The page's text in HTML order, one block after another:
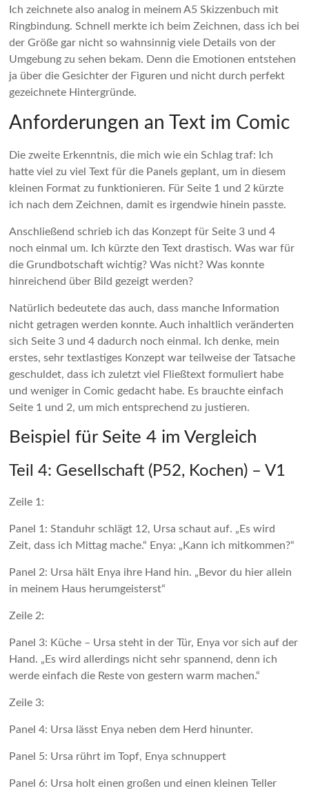
Ich zeichnete also analog in meinem A5 Skizzenbuch mit
Ringbindung. Schnell merkte ich beim Zeichnen, dass ich bei
der Größe gar nicht so wahnsinnig viele Details von der
Umgebung zu sehen bekam. Denn die Emotionen entstehen
ja über die Gesichter der Figuren und nicht durch perfekt
gezeichnete Hintergründe.
Anforderungen an Text im Comic
Die zweite Erkenntnis, die mich wie ein Schlag traf: Ich
hatte viel zu viel Text für die Panels geplant, um in diesem
kleinen Format zu funktionieren. Für Seite 1 und 2 kürzte
ich nach dem Zeichnen, damit es irgendwie hinein passte.
Anschließend schrieb ich das Konzept für Seite 3 und 4
noch einmal um. Ich kürzte den Text drastisch. Was war für
die Grundbotschaft wichtig? Was nicht? Was konnte
hinreichend über Bild gezeigt werden?
Natürlich bedeutete das auch, dass manche Information
nicht getragen werden konnte. Auch inhaltlich veränderten
sich Seite 3 und 4 dadurch noch einmal. Ich denke, mein
erstes, sehr textlastiges Konzept war teilweise der Tatsache
geschuldet, dass ich zuletzt viel Fließtext formuliert habe
und weniger in Comic gedacht habe. Es brauchte einfach
Seite 1 und 2, um mich entsprechend zu justieren.
Beispiel für Seite 4 im Vergleich
Teil 4: Gesellschaft (P52, Kochen) – V1
Zeile 1:
Panel 1: Standuhr schlägt 12, Ursa schaut auf. „Es wird
Zeit, dass ich Mittag mache.“ Enya: „Kann ich mitkommen?“
Panel 2: Ursa hält Enya ihre Hand hin. „Bevor du hier allein
in meinem Haus herumgeisterst“
Zeile 2:
Panel 3: Küche – Ursa steht in der Tür, Enya vor sich auf der
Hand. „Es wird allerdings nicht sehr spannend, denn ich
werde einfach die Reste von gestern warm machen.“
Zeile 3:
Panel 4: Ursa lässt Enya neben dem Herd hinunter.
Panel 5: Ursa rührt im Topf, Enya schnuppert
Panel 6: Ursa holt einen großen und einen kleinen Teller